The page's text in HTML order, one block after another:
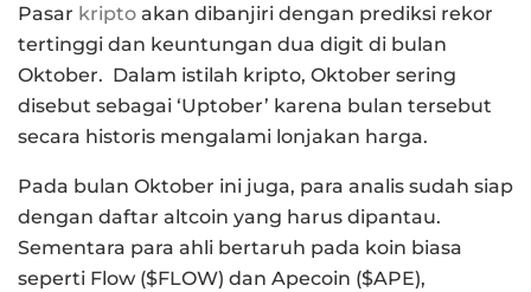
Pasar kripto akan dibanjiri dengan prediksi rekor
tertinggi dan keuntungan dua digit di bulan
Oktober. Dalam istilah kripto, Oktober sering
disebut sebagai ‘Uptober’ karena bulan tersebut
secara historis mengalami lonjakan harga.
Pada bulan Oktober ini juga, para analis sudah siap
dengan daftar altcoin yang harus dipantau.
Sementara para ahli bertaruh pada koin biasa
seperti Flow ($FLOW) dan Apecoin ($APE),